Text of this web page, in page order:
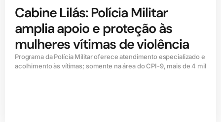
Cabine Lilás: Polícia Militar
amplia apoio e proteção às
mulheres vítimas de violência
Programa da Polícia Militar oferece atendimento especializado e
acolhimento às vítimas; somente na área do CPI-9, mais de 4 mil